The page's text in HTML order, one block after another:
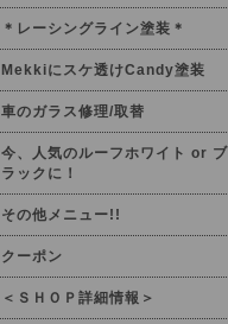
＊レーシングライン塗装＊
Mekkiにスケ透けCandy塗装
車のガラス修理/取替
今、人気のルーフホワイト or ブ
ラックに！
その他メニュー!!
クーポン
＜ＳＨＯＰ詳細情報＞